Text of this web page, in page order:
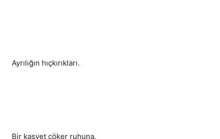
Ayrılığın hıçkırıkları.
Bir kasvet çöker ruhuna.